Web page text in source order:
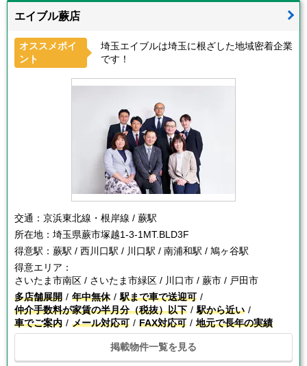
エイブル蕨店
オススメポイ
ント
埼玉エイブルは埼玉に根ざした地域密着企業
です！
交通： 京浜東北線・根岸線 / 蕨駅
所在地： 埼玉県蕨市塚越1-3-1MT.BLD3F
得意駅： 蕨駅 / 西川口駅 / 川口駅 / 南浦和駅 / 鳩ヶ谷駅
得意エリア：
さいたま市南区 / さいたま市緑区 / 川口市 / 蕨市 / 戸田市
多店舗展開
年中無休
駅まで車で送迎可
仲介手数料が家賃の半月分（税抜）以下
駅から近い
車でご案内
メール対応可 FAX対応可 地元で長年の実績
掲載物件一覧を見る